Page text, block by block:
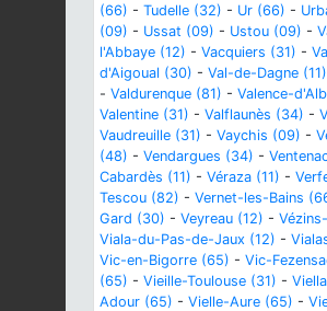
(66) - Tudelle (32) - Ur (66) -
(09) - Ussat (09) - Ustou (09) -
l'Abbaye (12) - Vacquiers (31) -
d'Aigoual (30) - Val-de-Dagne (11)
- Valdurenque (81) - Valence-
Valentine (31) - Valflaunès (34) -
Vaudreuille (31) - Vaychis (09) -
(48) - Vendargues (34) -
Cabardès (11) - Véraza (11) -
Tescou (82) - Vernet-les-Bains
Gard (30) - Veyreau (12) -
Viala-du-Pas-de-Jaux (12) -
Vic-en-Bigorre (65) - Vic-
(65) - Vieille-Toulouse (31) -
Adour (65) - Vielle-Aure (65) -